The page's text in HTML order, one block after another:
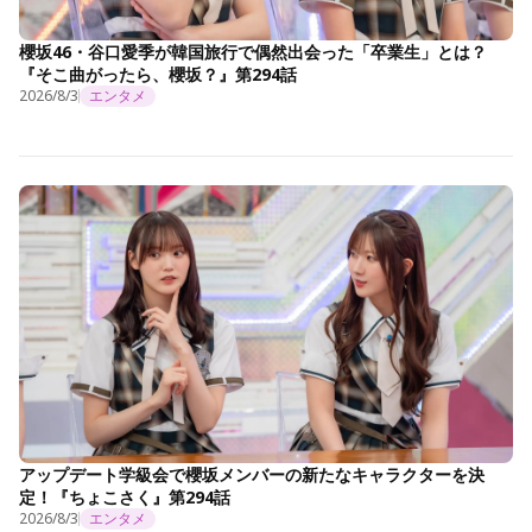
櫻坂46・谷口愛季が韓国旅行で偶然出会った「卒業生」とは？
『そこ曲がったら、櫻坂？』第294話
2026/8/3 エンタメ
アップデート学級会で櫻坂メンバーの新たなキャラクターを決
定！『ちょこさく』第294話
2026/8/3 エンタメ